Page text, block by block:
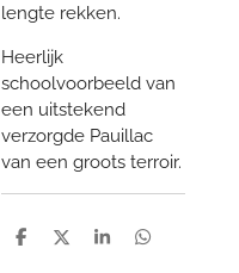
lengte rekken.
Heerlijk
schoolvoorbeeld van
een uitstekend
verzorgde Pauillac
van een groots terroir.
D
D
S
D